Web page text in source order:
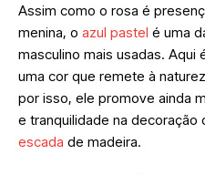
Assim como o rosa é
menina, o azul pastel é uma
masculino mais usadas. Aqui
uma cor que remete à
por isso, ele promove ainda
e tranquilidade na decoração
escada de madeira.